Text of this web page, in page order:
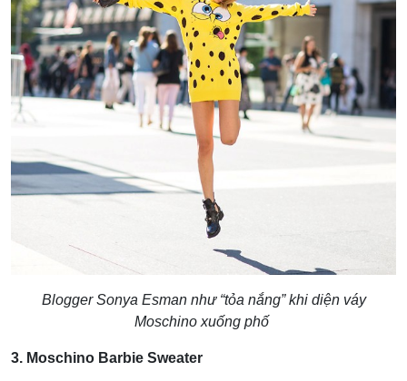
Blogger Sonya Esman như “tỏa nắng” khi diện váy
Moschino xuống phố
3. Moschino Barbie Sweater